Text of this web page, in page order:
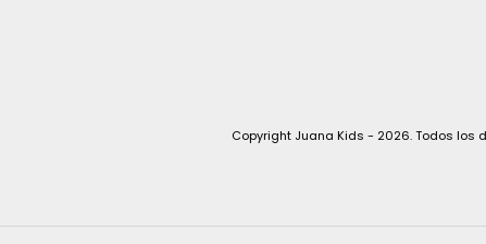
Copyright Juana Kids - 2026. Todos los